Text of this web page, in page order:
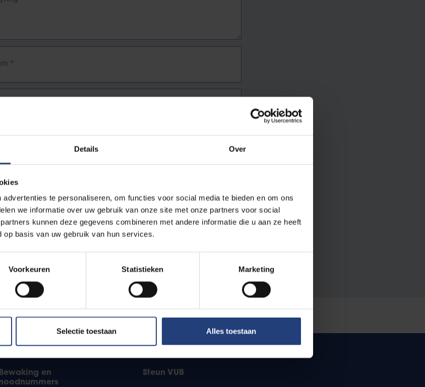
Details Over
te personaliseren, om functies voor social media te bieden en om ons
we informatie over uw gebruik van onze site met onze partners voor social
kunnen deze gegevens combineren met andere informatie die u aan ze heeft
basis van uw gebruik van hun services.
Voorkeuren Statistieken Marketing
Selectie toestaan Alles toestaan
*
van de pagina waar je de fout zag.
nl/studeren-aan-de-vub/alle-opleidingen
Bewaking en
Steun VUB